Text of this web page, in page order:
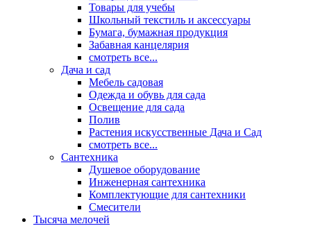
Товары для учебы
Школьный текстиль и аксессуары
Бумага, бумажная продукция
Забавная канцелярия
смотреть все...
Дача и сад
Мебель садовая
Одежда и обувь для сада
Освещение для сада
Полив
Растения искусственные Дача и Сад
смотреть все...
Сантехника
Душевое оборудование
Инженерная сантехника
Комплектующие для сантехники
Смесители
Тысяча мелочей